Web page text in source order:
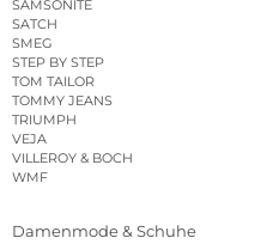
SAMSONITE
SATCH
SMEG
STEP BY STEP
TOM TAILOR
TOMMY JEANS
TRIUMPH
VEJA
VILLEROY & BOCH
WMF
Damenmode & Schuhe